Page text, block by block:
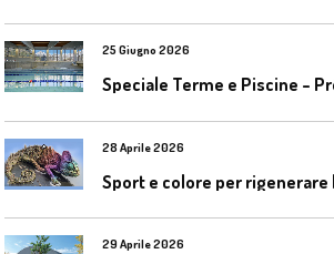
25 Giugno 2026
28 Aprile 2026
29 Aprile 2026